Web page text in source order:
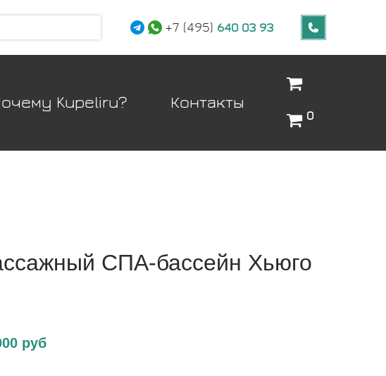
+7 (495) 640 03 93
Kupeliru? Контакты
0
СПА-бассейн Хьюго
руб